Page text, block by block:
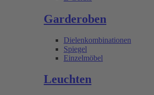
Garderoben
Dielenkombinationen
Spiegel
Einzelmöbel
Leuchten